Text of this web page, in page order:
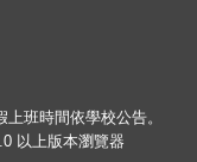
班時間依學校公告。
以上版本瀏覽器